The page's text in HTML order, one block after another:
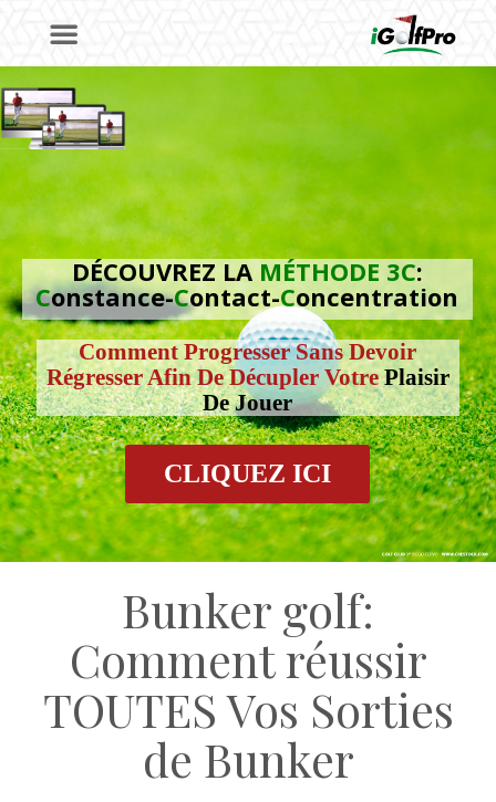
DÉCOUVREZ LAMÉTHODE 3C:
Constance-Contact-Concentration
Comment Progresser Sans Devoir
Régresser Afin De Décupler VotrePlaisir
De Jouer
CLIQUEZ ICI
Bunker golf:
Comment réussir
TOUTES Vos Sorties
de Bunker